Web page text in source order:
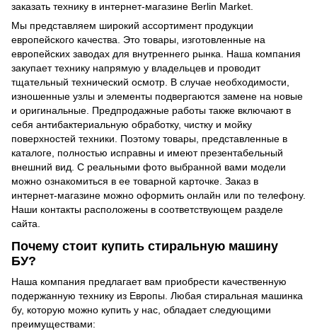
заказать технику в интернет-магазине Berlin Market.
Мы представляем широкий ассортимент продукции
европейского качества. Это товары, изготовленные на
европейских заводах для внутреннего рынка. Наша компания
закупает технику напрямую у владельцев и проводит
тщательный технический осмотр. В случае необходимости,
изношенные узлы и элементы подвергаются замене на новые
и оригинальные. Предпродажные работы также включают в
себя антибактериальную обработку, чистку и мойку
поверхностей техники. Поэтому товары, представленные в
каталоге, полностью исправны и имеют презентабельный
внешний вид. С реальными фото выбранной вами модели
можно ознакомиться в ее товарной карточке. Заказ в
интернет-магазине можно оформить онлайн или по телефону.
Наши контакты расположены в соответствующем разделе
сайта.
Почему стоит купить стиральную машину
БУ?
Наша компания предлагает вам приобрести качественную
подержанную технику из Европы. Любая стиральная машинка
бу, которую можно купить у нас, обладает следующими
преимуществами: